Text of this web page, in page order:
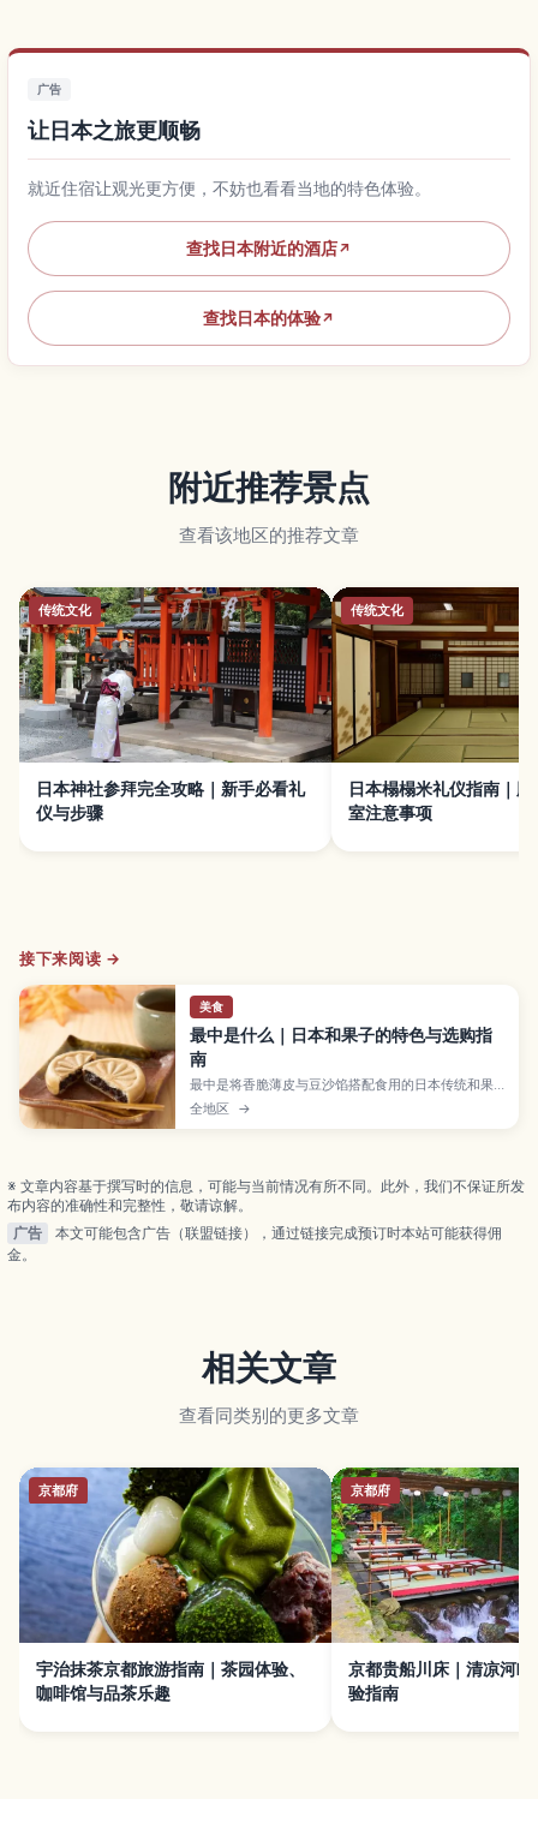
广告
让日本之旅更顺畅
就近住宿让观光更方便，不妨也看看当地的特色体验。
查找日本附近的酒店↗
查找日本的体验↗
附近推荐景点
查看该地区的推荐文章
传统文化
日本神社参拜完全攻略｜新手必看礼
仪与步骤
传统文化
日本榻榻米礼仪指南｜
室注意事项
接下来阅读 →
美食
最中是什么｜日本和果子的特色与选购指
南
最中是将香脆薄皮与豆沙馅搭配食用的日本传统和果
子。本文整理最中的特点、常见种类、选购要点及品
尝技巧，让访日游客也能轻松挑选到适合自己的一
全地区 →
※ 文章内容基于撰写时的信息，可能与当前情况有所不同。此外，我们不保证所发
布内容的准确性和完整性，敬请谅解。
广告
本文可能包含广告（联盟链接），通过链接完成预订时本站可能获得佣
金。
相关文章
查看同类别的更多文章
京都府
宇治抹茶京都旅游指南｜茶园体验、
咖啡馆与品茶乐趣
京都府
京都贵船川床｜清凉河畔
验指南